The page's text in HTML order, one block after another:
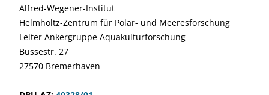
Alfred-Wegener-Institut
Helmholtz-Zentrum für Polar- und Meeresforschung
Leiter Ankergruppe Aquakulturforschung
Bussestr. 27
27570 Bremerhaven